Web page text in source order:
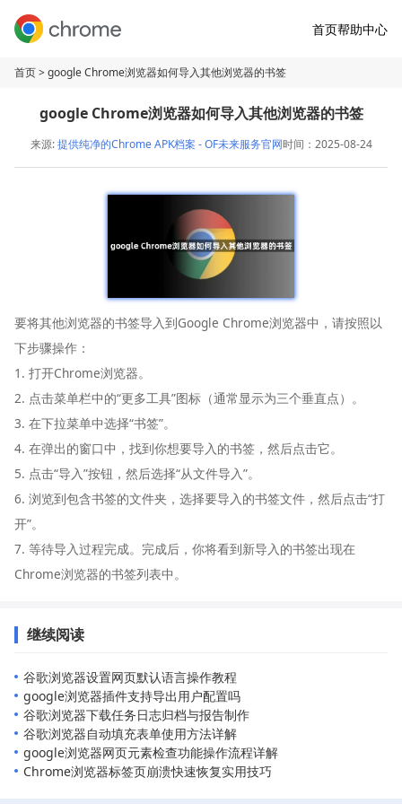
首页帮助中心
首页> google Chrome浏览器如何导入其他浏览器的书签
google Chrome浏览器如何导入其他浏览器的书签
来源:提供纯净的Chrome APK档案 - OF未来服务官网时间：2025-08-24
要将其他浏览器的书签导入到Google Chrome浏览器中，请按照以
下步骤操作：
1. 打开Chrome浏览器。
2. 点击菜单栏中的“更多工具”图标（通常显示为三个垂直点）。
3. 在下拉菜单中选择“书签”。
4. 在弹出的窗口中，找到你想要导入的书签，然后点击它。
5. 点击“导入”按钮，然后选择“从文件导入”。
6. 浏览到包含书签的文件夹，选择要导入的书签文件，然后点击“打
开”。
7. 等待导入过程完成。完成后，你将看到新导入的书签出现在
Chrome浏览器的书签列表中。
继续阅读
谷歌浏览器设置网页默认语言操作教程
google浏览器插件支持导出用户配置吗
谷歌浏览器下载任务日志归档与报告制作
谷歌浏览器自动填充表单使用方法详解
google浏览器网页元素检查功能操作流程详解
Chrome浏览器标签页崩溃快速恢复实用技巧